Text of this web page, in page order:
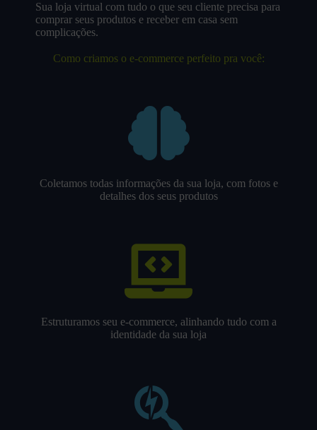
Sua loja virtual com tudo o que seu cliente precisa para
comprar seus produtos e receber em casa sem
complicações.
Como criamos o e-commerce perfeito pra você:
Coletamos todas informações da sua loja, com fotos e
detalhes dos seus produtos
Estruturamos seu e-commerce, alinhando tudo com a
identidade da sua loja